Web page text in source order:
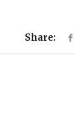
Share: